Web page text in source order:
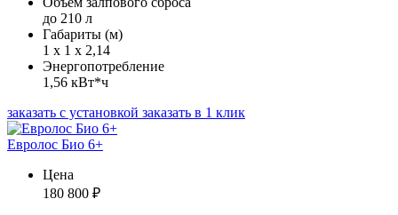
до 210 л
Габариты (м)
1 х 1 х 2,14
Энергопотребление
1,56 кВт*ч
заказать с установкой заказать в 1 клик
Евролос Био 6+
Цена
180 800 ₽